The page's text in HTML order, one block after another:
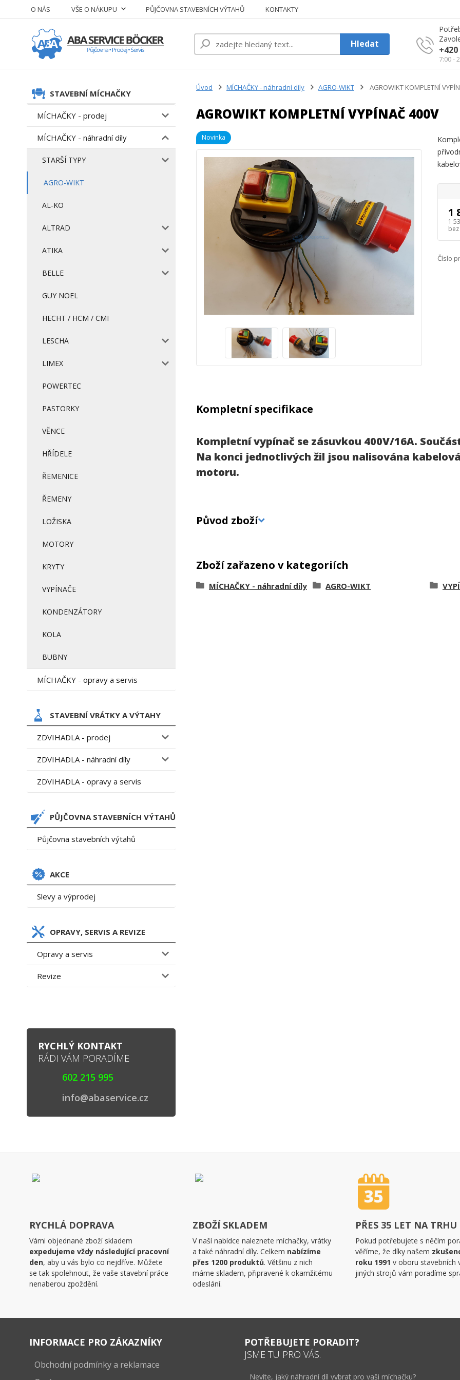
O NÁS VŠE O NÁKUPU PŮJČOVNA STAVEBNÍCH VÝTAHŮ KONTAKTY
Hledat
7:00 -
STAVEBNÍ MÍCHAČKY
MÍCHAČKY - prodej
MÍCHAČKY - náhradní díly
STARŠÍ TYPY
AGRO-WIKT
AL-KO
ALTRAD
ATIKA
BELLE
GUY NOEL
HECHT / HCM / CMI
LESCHA
LIMEX
POWERTEC
PASTORKY
VĚNCE
HŘÍDELE
ŘEMENICE
ŘEMENY
LOŽISKA
MOTORY
KRYTY
VYPÍNAČE
KONDENZÁTORY
KOLA
BUBNY
MÍCHAČKY - opravy a servis
STAVEBNÍ VRÁTKY A VÝTAHY
ZDVIHADLA - prodej
ZDVIHADLA - náhradní díly
ZDVIHADLA - opravy a servis
PŮJČOVNA STAVEBNÍCH VÝTAHŮ
Půjčovna stavebních výtahů
AKCE
Slevy a výprodej
OPRAVY, SERVIS A REVIZE
Opravy a servis
Revize
RYCHLÝ KONTAKT
RÁDI VÁM PORADÍME
602 215 995
info@abaservice.cz
Úvod MÍCHAČKY - náhradní díly AGRO-WIKT AGROWIKT KOMPLETNÍ
AGROWIKT KOMPLETNÍ VYPÍNAČ 400V
Novinka
1
1
bez
Číslo
Kompletní specifikace
Kompletní vypínač se zásuvkou 400V/16A.
Na konci jednotlivých žil jsou nalisována
motoru.
Původ zboží
Zboží zařazeno v kategoriích
MÍCHAČKY - náhradní díly AGRO-WIKT
RYCHLÁ DOPRAVA
Vámi objednané zboží skladem
expedujeme vždy následující pracovní
den, aby u vás bylo co nejdříve. Můžete
se tak spolehnout, že vaše stavební práce
nenaberou zpoždění.
ZBOŽÍ SKLADEM
V naší nabídce naleznete míchačky, vrátky
a také náhradní díly. Celkem nabízíme
přes 1200 produktů. Většinu z nich
máme skladem, připravené k okamžitému
odeslání.
PŘES 35 LET NA TRHU
Pokud potřebujete s něčím
věříme, že díky našem
roku 1991 v oboru stavebních
jiných strojů vám poradíme
INFORMACE PRO ZÁKAZNÍKY
Obchodní podmínky a reklamace
POTŘEBUJETE PORADIT?
JSME TU PRO VÁS.
Nevíte, jaký náhradní díl vybrat pro vaši míchačku?